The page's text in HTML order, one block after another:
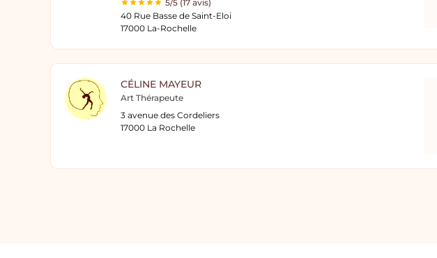
5/5 (17 avis)
40 Rue Basse de Saint-Eloi
17000 La-Rochelle
CÉLINE MAYEUR
Art Thérapeute
3 avenue des Cordeliers
17000 La Rochelle